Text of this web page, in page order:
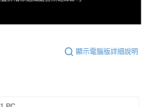
顯示電腦版詳細說明